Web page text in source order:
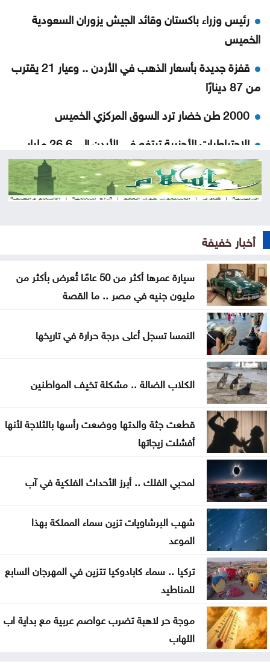
رئيس وزراء باكستان وقائد الجيش يزوران السعودية
الخميس
قفزة جديدة بأسعار الذهب في الأردن .. وعيار 21 يقترب
من 87 دينارًا
2000 طن خضار ترد السوق المركزي الخميس
الاحتياطيات الأجنبية ترتفع في الأردن إلى 26.6 مليار
دولار لنهاية تموز
الاحتلال يواصل اقتحام مخيم قلنديا وسط هدم وتشديد
الجيش يعلن فتح باب التجنيد لحملة بكالوريوس الحقوق
الذهب يسجل أعلى مستوى له منذ 7 أسابيع
الأمم المتحدة: داعش ما يزال يهدد السلم والأمن
الدوليين
تحذيرات أمنية في كولومبيا من هجمات إرهابية أثناء
مراسم التنصيب
أجواء صيفية مستقرة حتى الأحد مع تراجع تأثير الكتلة
الحارة
سماع دوي انفجارين في مضيق هرمز أثناء عبور ناقلة
مقتل جنديين إسرائيليين في جنوب لبنان
كيف حول الاتحاد الأردني جائزة رياضية إلى معركة
أخلاقية هزت عرش فيفا
أخبار خفيفة
سيارة عمرها أكثر من 50 عامًا تُعرض بأكثر من
مليون جنيه في مصر .. ما القصة
النمسا تسجل أعلى درجة حرارة في تاريخها
الكلاب الضالة .. مشكلة تخيف المواطنين
قطعت جثة والدتها ووضعت رأسها بالثلاجة لأنها
أفشلت زيجاتها
لمحبي الفلك .. أبرز الأحداث الفلكية في آب
شهب البرشاويات تزين سماء المملكة بهذا
الموعد
تركيا .. سماء كابادوكيا تتزين في المهرجان السابع
للمناطيد
موجة حر لاهبة تضرب عواصم عربية مع بداية اب
اللهاب